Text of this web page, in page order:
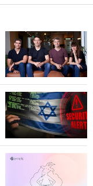
דיגיטל
וטק
שיווק
ופרסום
משפט
מדדים
ומחקרים